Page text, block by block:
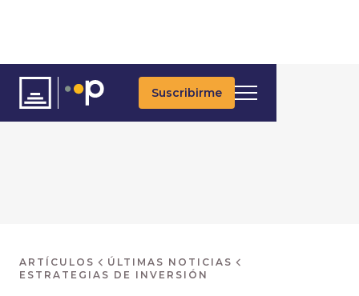
Suscribirme
ARTÍCULOS
ÚLTIMAS NOTICIAS
ESTRATEGIAS DE INVERSIÓN